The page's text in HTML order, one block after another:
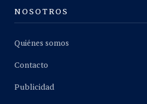
NOSOTROS
Quiénes somos
Contacto
Publicidad